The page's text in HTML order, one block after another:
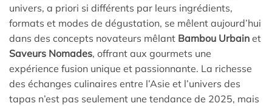
univers, a priori si différents par leurs ingrédients,
formats et modes de dégustation, se mêlent aujourd’hui
dans des concepts novateurs mêlant Bambou Urbain et
Saveurs Nomades, offrant aux gourmets une
expérience fusion unique et passionnante. La richesse
des échanges culinaires entre l’Asie et l’univers des
tapas n’est pas seulement une tendance de 2025, mais